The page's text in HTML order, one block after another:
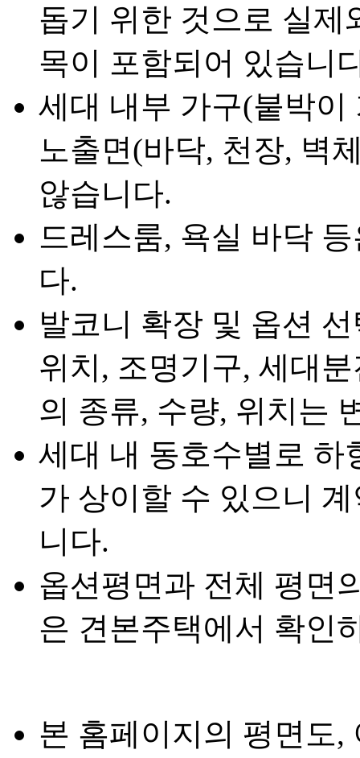
돕기 위한 것으로 실제
목이 포함되어 있습니
세대 내부 가구(붙박
노출면(바닥, 천장, 벽
않습니다.
드레스룸, 욕실 바닥
다.
발코니 확장 및 옵션
위치, 조명기구, 세대
의 종류, 수량, 위치는
세대 내 동호수별로 하
가 상이할 수 있으니
니다.
옵션평면과 전체 평면
은 견본주택에서 확인
본 홈페이지의 평면도,